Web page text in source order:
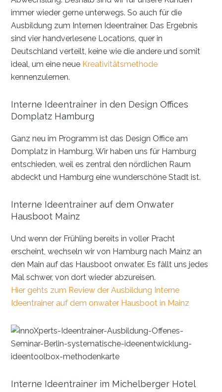
immer wieder gerne unterwegs. So auch für die
Ausbildung zum Internen Ideentrainer. Das Ergebnis
sind vier handverlesene Locations, quer in
Deutschland verteilt, keine wie die andere und somit
ideal, um eine neue Kreativitätsmethode
kennenzulernen.
Interne Ideentrainer in den Design Offices
Domplatz Hamburg
Ganz neu im Programm ist das Design Office am
Domplatz in Hamburg. Wir haben uns für Hamburg
entschieden, weil es zentral den nördlichen Raum
abdeckt und Hamburg eine wunderschöne Stadt ist.
Interne Ideentrainer auf dem Onwater
Hausboot Mainz
Und wenn der Frühling bereits in voller Pracht
erscheint, wechseln wir von Hamburg nach Mainz an
den Main auf das Hausboot onwater. Es fällt uns jedes
Mal schwer, von dort wieder abzureisen.
Hier gehts zum Review der Ausbildung Interne
Ideentrainer auf dem onwater Hausboot in Mainz
Interne Ideentrainer im Michelberger Hotel